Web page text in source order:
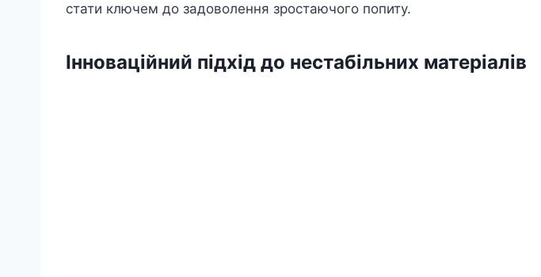
стати ключем до задоволення зростаючого попиту.
Інноваційний підхід до нестабільних матеріалів